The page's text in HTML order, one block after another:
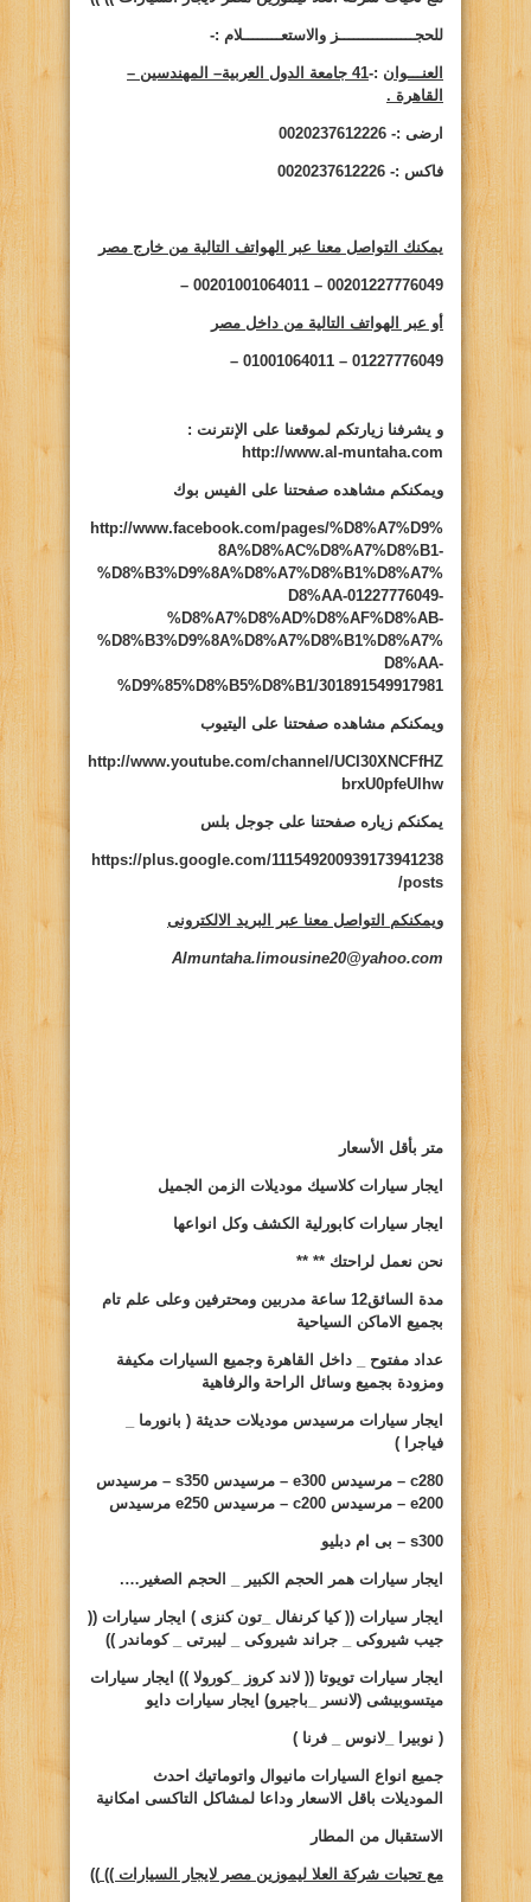
للحجــــــــــــــــز والاستعــــــــلام :-
العنـــوان :-
41 جامعة الدول العربية– المهندسين –
القاهرة .
ارضى :- 0020237612226
فاكس :- 0020237612226
يمكنك التواصل معنا عبر الهواتف التالية من خارج مصر
00201227776049 – 00201001064011 –
أو عبر الهواتف التالية من داخل مصر
01227776049 – 01001064011 –
و يشرفنا زيارتكم لموقعنا على الإنترنت :
http://www.al-muntaha.com
ويمكنكم مشاهده صفحتنا على الفيس بوك
http://www.facebook.com/pages/%D8%A7%D9%
8A%D8%AC%D8%A7%D8%B1-
%D8%B3%D9%8A%D8%A7%D8%B1%D8%A7%
D8%AA-01227776049-
%D8%A7%D8%AD%D8%AF%D8%AB-
%D8%B3%D9%8A%D8%A7%D8%B1%D8%A7%
D8%AA-
%D9%85%D8%B5%D8%B1/301891549917981
ويمكنكم مشاهده صفحتنا على اليتيوب
http://www.youtube.com/channel/UCI30XNCFfHZ
brxU0pfeUlhw
يمكنكم زياره صفحتنا على جوجل بلس
https://plus.google.com/111549200939173941238
/posts
ويمكنكم التواصل معنا عبر البريد الالكترونى
Almuntaha.limousine20@yahoo.com
متر بأقل الأسعار
ايجار سياراتكلاسيك موديلات الزمن الجميل
ايجار سياراتكابورلية الكشف وكل انواعها
نحن نعمل لراحتك ** **
مدة السائق12 ساعة مدربين ومحترفين وعلى علم تام
بجميع الاماكن السياحية
عداد مفتوح _ داخل القاهرة وجميع السيارات مكيفة
ومزودة بجميع وسائل الراحة والرفاهية
ايجار سيارات مرسيدس موديلات حديثة ( بانورما _
فياجرا )
c280 – مرسيدس e300 – مرسيدس s350 – مرسيدس
e200 – مرسيدس c200 – مرسيدس e250 مرسيدس
s300 – بى ام دبليو
ايجار سيارات همر الحجم الكبير _ الحجم الصغير….
ايجار سيارات (( كيا كرنفال _تون كنزى ) ايجار سيارات ((
جيب شيروكى _ جراند شيروكى _ ليبرتى _ كوماندر ))
ايجار سيارات تويوتا (( لاند كروز _كورولا )) ايجار سيارات
ميتسوبيشى (لانسر _باجيرو) ايجار سيارات دايو
( نوبيرا _لانوس _ فرنا )
جميع انواع السيارات مانيوال واتوماتيك احدث
الموديلات باقل الاسعار وداعا لمشاكل التاكسى امكانية
الاستقبال من المطار
مع تحيات شركة العلا ليموزين مصر لايجار السيارات )) ))